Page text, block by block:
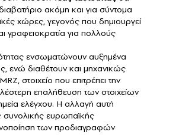
ακόμη και για σύντομα
χώρες, γεγονός που δημιουργεί
γραφειοκρατία για πολλούς
ενσωματώνουν αυξημένα
ενώ διαθέτουν και μηχανικώς
στοιχείο που επιτρέπει την
επαλήθευση των στοιχείων
ελέγχου. Η αλλαγή αυτή
συνολικής ευρωπαϊκής
των προδιαγραφών